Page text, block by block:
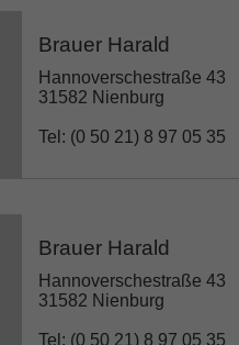
Brauer Harald
Hannoverschestraße 43
31582 Nienburg
Tel: (0 50 21) 8 97 05 35
Brauer Harald
Hannoverschestraße 43
31582 Nienburg
Tel: (0 50 21) 8 97 05 35